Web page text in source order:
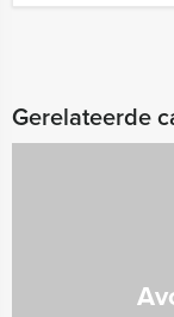
Gerelateerde